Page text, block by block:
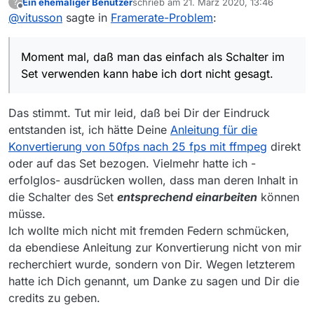
es gibt die Möglichkeit, heruntergeladene
Du kannst Dir ggfs. ein zusätzliches Set
(Name z.B. “force 25fps”) in MV anlegen,
das Suffix .mp4 aus der Liste “direkt
speichern” entfernen
–Im Reiter “Hilfsprogramm” müßte dann der
im Link zu@vitusson's Anleitung
entsprechend in das Feld “Schalter”
eingearbeitet werden.
verwenden kann habe ich dort nicht gesagt.
Das geht nicht “on the fly” beim Download, man muß
die Datei schon einmal in 50fps auf dem Rechner
Offline zuletzt editiert von
@vitusson sagte in Framerate-Problem:
Moment mal, daß man das einfach als Schalter im
Set verwenden kann habe ich dort nicht gesagt.
Das stimmt. Tut mir leid, daß bei Dir der Eindruck
entstanden ist, ich hätte Deine Anleitung für die
Konvertierung von 50fps nach 25 fps mit ffmpeg direkt
oder auf das Set bezogen. Vielmehr hatte ich -
erfolglos- ausdrücken wollen, dass man deren Inhalt in
die Schalter des Set entsprechend einarbeiten können
müsse.
Ich wollte mich nicht mit fremden Federn schmücken,
da ebendiese Anleitung zur Konvertierung nicht von mir
recherchiert wurde, sondern von Dir. Wegen letzterem
hatte ich Dich genannt, um Danke zu sagen und Dir die
credits zu geben.